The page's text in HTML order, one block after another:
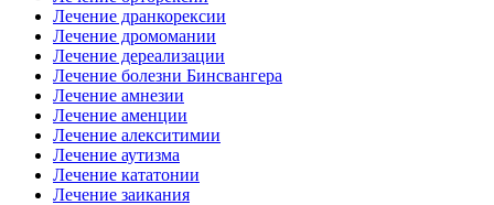
Лечение дранкорексии
Лечение дромомании
Лечение дереализации
Лечение болезни Бинсвангера
Лечение амнезии
Лечение аменции
Лечение алекситимии
Лечение аутизма
Лечение кататонии
Лечение заикания